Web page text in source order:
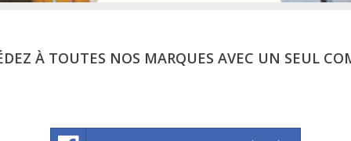
À TOUTES NOS MARQUES AVEC UN SEUL